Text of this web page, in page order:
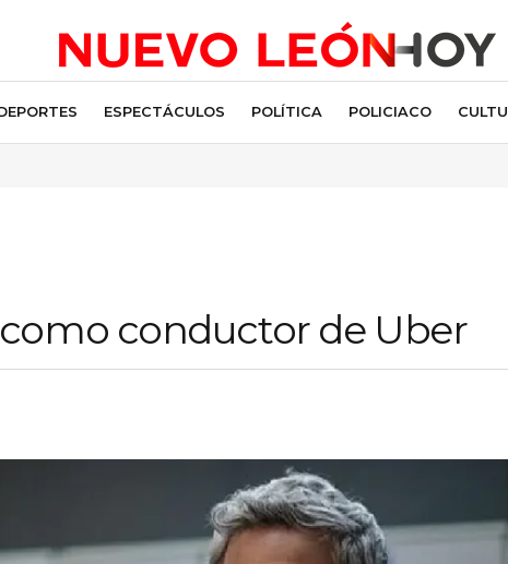
ESPECTÁCULOS POLÍTICA POLICIACO
conductor de Uber